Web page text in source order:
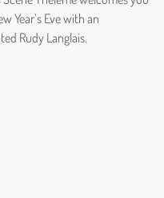
Year’s Eve with an
Rudy Langlais.